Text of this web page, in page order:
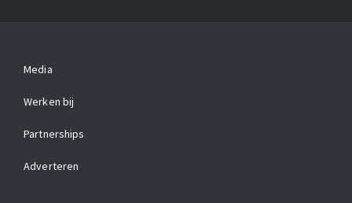
Media
Werken bij
Partnerships
Adverteren